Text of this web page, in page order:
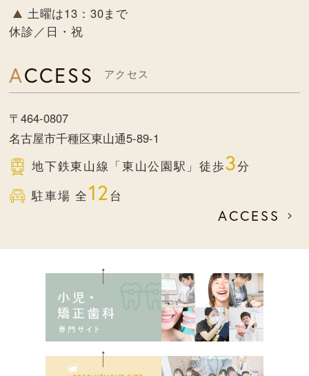
土曜は13：30まで
休診／日・祝
ACCESS アクセス
〒464-0807
名古屋市千種区東山通5-89-1
地下鉄東山線 「東山公園駅」徒歩3分
駐車場 全12台
ACCESS